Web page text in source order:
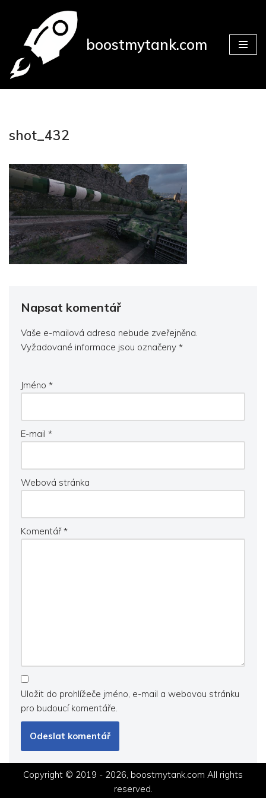
Přeskočit
obsah
boostmytank.com
shot_432
Napsat komentář
Vaše e-mailová adresa nebude zveřejněna.
Vyžadované informace jsou označeny *
Jméno *
E-mail *
Webová stránka
Komentář *
Uložit do prohlížeče jméno, e-mail a webovou stránku
pro budoucí komentáře.
Copyright © 2019 - 2026, boostmytank.com All rights
reserved.